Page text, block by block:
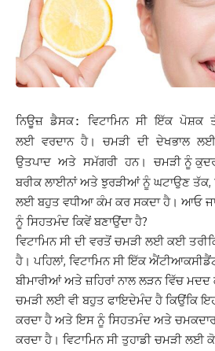
ਨਿਊਜ਼ ਡੈਸਕ: ਵਿਟਾਮਿਨ ਸੀ ਇੱਕ ਪੋਸ਼ਕ
ਲਈ ਵਰਦਾਨ ਹੈ। ਚਮੜੀ ਦੀ ਦੇਖਭਾਲ
ਉਤਪਾਦ ਅਤੇ ਸਮੱਗਰੀ ਹਨ। ਚਮੜੀ ਨੂੰ
ਬਰੀਕ ਲਾਈਨਾਂ ਅਤੇ ਝੁਰੜੀਆਂ ਨੂੰ ਘਟਾਉਣ ਤੱਕ,
ਲਈ ਬਹੁਤ ਵਧੀਆ ਕੰਮ ਕਰ ਸਕਦਾ ਹੈ। ਆਓ
ਨੂੰ ਸਿਹਤਮੰਦ ਕਿਵੇਂ ਬਣਾਉਂਦਾ ਹੈ?
ਵਿਟਾਮਿਨ ਸੀ ਦੀ ਵਰਤੋਂ ਚਮੜੀ ਲਈ ਕਈ
ਹੈ। ਪਹਿਲਾਂ, ਵਿਟਾਮਿਨ ਸੀ ਇੱਕ
ਬੀਮਾਰੀਆਂ ਅਤੇ ਜ਼ਹਿਰਾਂ ਨਾਲ ਲੜਨ ਵਿੱਚ ਮਦਦ
ਚਮੜੀ ਲਈ ਵੀ ਬਹੁਤ ਫਾਇਦੇਮੰਦ ਹੈ ਕਿਉਂਕਿ
ਕਰਦਾ ਹੈ ਅਤੇ ਇਸ ਨੂੰ ਸਿਹਤਮੰਦ ਅਤੇ
ਕਰਦਾ ਹੈ। ਵਿਟਾਮਿਨ ਸੀ ਤੁਹਾਡੀ ਚਮੜੀ ਲਈ